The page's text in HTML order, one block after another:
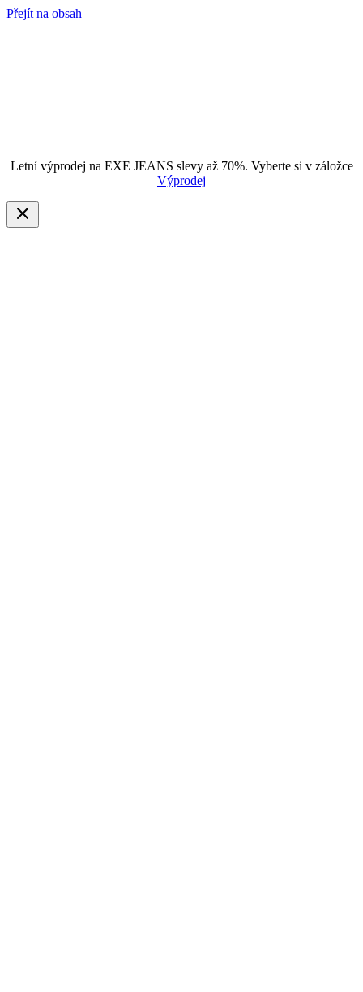
Přejít na obsah
Letní výprodej na EXE JEANS slevy až 70%. Vyberte si v záložce
Výprodej